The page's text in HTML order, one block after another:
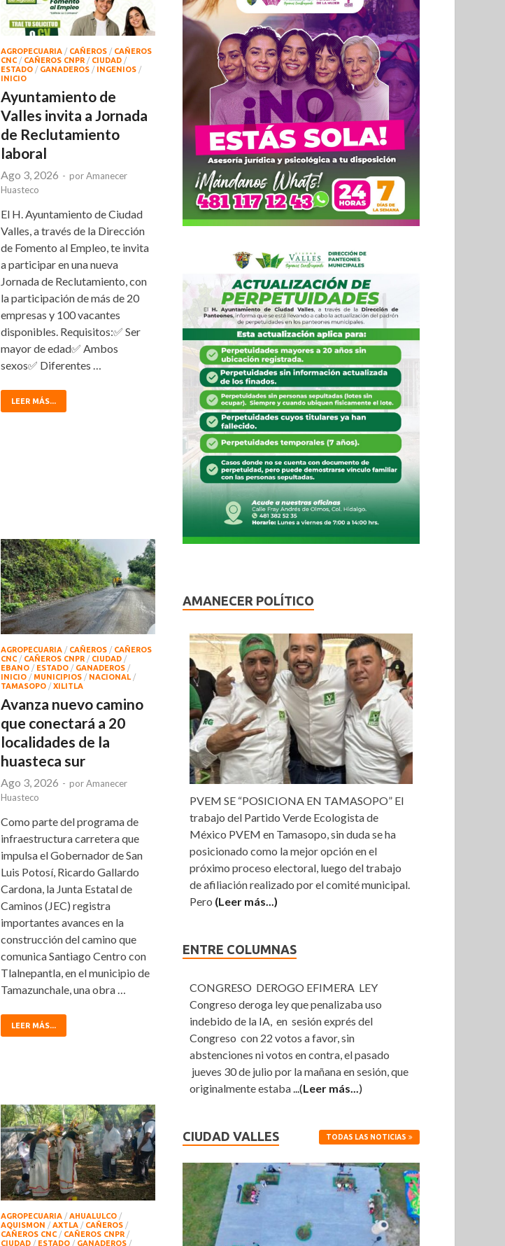
AGROPECUARIA / CAÑEROS / CAÑEROS
CNC / CAÑEROS CNPR / CIUDAD /
ESTADO / GANADEROS / INGENIOS /
INICIO
Ayuntamiento de
Valles invita a Jornada
de Reclutamiento
laboral
Ago 3, 2026 - porAmanecer
Huasteco
El H. Ayuntamiento de Ciudad
Valles, a través de la Dirección
de Fomento al Empleo, te invita
a participar en una nueva
Jornada de Reclutamiento, con
la participación de más de 20
empresas y 100 vacantes
disponibles. Requisitos:✅ Ser
mayor de edad✅ Ambos
sexos✅ Diferentes …
LEER MÁS...
AGROPECUARIA / CAÑEROS / CAÑEROS
CNC / CAÑEROS CNPR / CIUDAD /
EBANO / ESTADO / GANADEROS /
INICIO / MUNICIPIOS / NACIONAL /
TAMASOPO /XILITLA
Avanza nuevo camino
que conectará a 20
localidades de la
huasteca sur
Ago 3, 2026 - porAmanecer
Huasteco
Como parte del programa de
infraestructura carretera que
impulsa el Gobernador de San
Luis Potosí, Ricardo Gallardo
Cardona, la Junta Estatal de
Caminos (JEC) registra
importantes avances en la
construcción del camino que
comunica Santiago Centro con
Tlalnepantla, en el municipio de
Tamazunchale, una obra …
LEER MÁS...
AGROPECUARIA /AHUALULCO /
AQUISMON /AXTLA / CAÑEROS /
CAÑEROS CNC / CAÑEROS CNPR /
CIUDAD / ESTADO / GANADEROS /
AMANECER POLÍTICO
PVEM SE “POSICIONA EN TAMASOPO” El
trabajo del Partido Verde Ecologista de
México PVEM en Tamasopo, sin duda se ha
posicionado como la mejor opción en el
próximo proceso electoral, luego del trabajo
de afiliación realizado por el comité municipal.
Pero (Leer más...)
ENTRE COLUMNAS
CONGRESO DEROGO EFIMERA LEY
Congreso deroga ley que penalizaba uso
indebido de la IA, en sesión exprés del
Congreso con 22 votos a favor, sin
abstenciones ni votos en contra, el pasado
jueves 30 de julio por la mañana en sesión, que
originalmente estaba...(Leer más...)
CIUDAD VALLES TODAS LAS NOTICIAS